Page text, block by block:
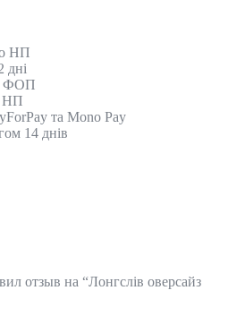
НП
дні
ФОП
НП
та Mono Pay
14 днів
отзыв на “Лонгслів оверсайз